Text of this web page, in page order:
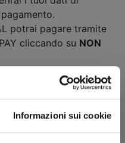
Informazioni sui cookie
potrai pagare tramite
cliccando su NON
in posta elettronica 2
il riepilogo del